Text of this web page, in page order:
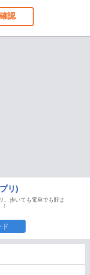
認
リ)
。歩いても電車でも貯ま